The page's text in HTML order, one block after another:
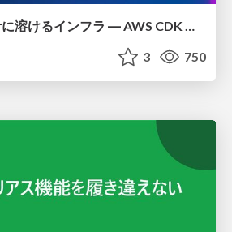
ソフトウェア設計に溶けるインフラ ― AWS CDK のインフラ認識論
3 750